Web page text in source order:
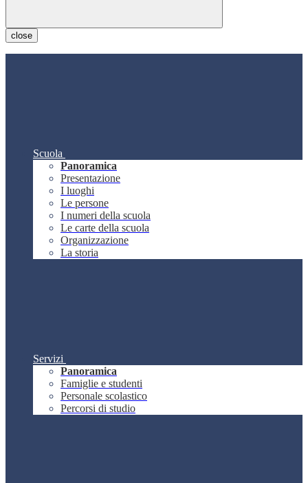
close
Scuola
Panoramica
Presentazione
I luoghi
Le persone
I numeri della scuola
Le carte della scuola
Organizzazione
La storia
Servizi
Panoramica
Famiglie e studenti
Personale scolastico
Percorsi di studio